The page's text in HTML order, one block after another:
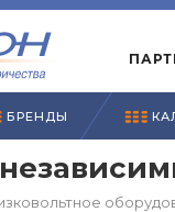
БРЕНДЫ